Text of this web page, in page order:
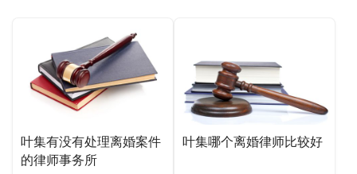
叶集有没有处理离婚案件
的律师事务所
叶集哪个离婚律师比较好